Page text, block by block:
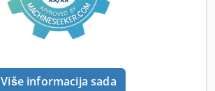
Više informacija sada